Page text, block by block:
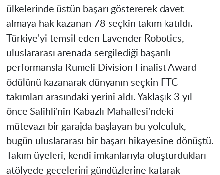
ülkelerinde üstün başarı göstererek davet
almaya hak kazanan 78 seçkin takım katıldı.
Türkiye'yi temsil eden Lavender Robotics,
uluslararası arenada sergilediği başarılı
performansla Rumeli Division Finalist Award
ödülünü kazanarak dünyanın seçkin FTC
takımları arasındaki yerini aldı. Yaklaşık 3 yıl
önce Salihli'nin Kabazlı Mahallesi'ndeki
mütevazı bir garajda başlayan bu yolculuk,
bugün uluslararası bir başarı hikayesine dönüştü.
Takım üyeleri, kendi imkanlarıyla oluşturdukları
atölyede gecelerini gündüzlerine katarak